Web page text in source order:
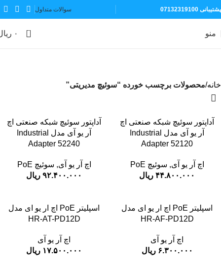
پشتیبانی 07132319100 سوالات متداول
منو 0 ۰
خانه محصولات برچسب خورده “سوئیچ مدیریتی”
آداپتور سوئیچ شبکه صنعتی اچ
آر یو آی مدل Industrial
Adapter 52120
اچ آر یو آی, سوئیچ PoE
۴۴.۸۰۰.۰۰۰ ریال
آداپتور سوئیچ شبکه صنعتی اچ
آر یو آی مدل Industrial
Adapter 52240
اچ آر یو آی, سوئیچ PoE
۹۲.۴۰۰.۰۰۰ ریال
اسپلیتر PoE اچ ار یو ای مدل
HR-AF-PD12D
اچ آر یو آی
۶.۳۰۰.۰۰۰ ریال
اسپلیتر PoE اچ ار یو ای مدل
HR-AT-PD12D
اچ آر یو آی
۱۷.۵۰۰.۰۰۰ ریال